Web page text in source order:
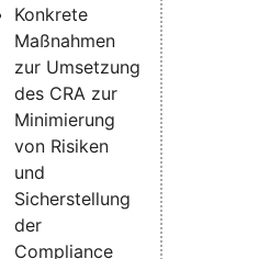
Konkrete
Maßnahmen
zur Umsetzung
des CRA zur
Minimierung
von Risiken
und
Sicherstellung
der
Compliance